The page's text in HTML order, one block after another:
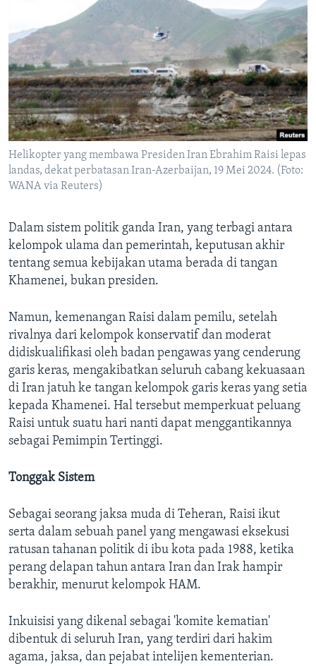
Helikopter yang membawa Presiden Iran Ebrahim Raisi lepas
landas, dekat perbatasan Iran-Azerbaijan, 19 Mei 2024. (Foto:
WANA via Reuters)
Dalam sistem politik ganda Iran, yang terbagi antara
kelompok ulama dan pemerintah, keputusan akhir
tentang semua kebijakan utama berada di tangan
Khamenei, bukan presiden.
Namun, kemenangan Raisi dalam pemilu, setelah
rivalnya dari kelompok konservatif dan moderat
didiskualifikasi oleh badan pengawas yang cenderung
garis keras, mengakibatkan seluruh cabang kekuasaan
di Iran jatuh ke tangan kelompok garis keras yang setia
kepada Khamenei. Hal tersebut memperkuat peluang
Raisi untuk suatu hari nanti dapat menggantikannya
sebagai Pemimpin Tertinggi.
Tonggak Sistem
Sebagai seorang jaksa muda di Teheran, Raisi ikut
serta dalam sebuah panel yang mengawasi eksekusi
ratusan tahanan politik di ibu kota pada 1988, ketika
perang delapan tahun antara Iran dan Irak hampir
berakhir, menurut kelompok HAM.
Inkuisisi yang dikenal sebagai 'komite kematian'
dibentuk di seluruh Iran, yang terdiri dari hakim
agama, jaksa, dan pejabat intelijen kementerian.